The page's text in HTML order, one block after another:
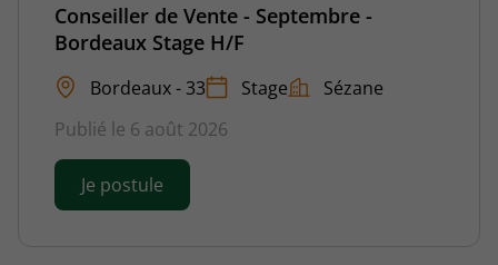
Conseiller de Vente - Septembre -
Bordeaux Stage H/F
Bordeaux - 33 Stage
Sézane
Publié le 6 août 2026
Je postule